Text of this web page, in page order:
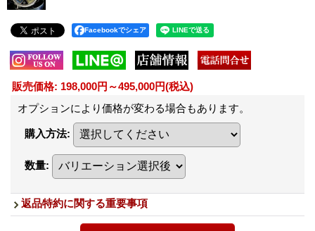
Facebookでシェア
販売価格: 198,000円～495,000円(税込)
オプションにより価格が変わる場合もあります。
購入方法:
数量:
返品特約に関する重要事項